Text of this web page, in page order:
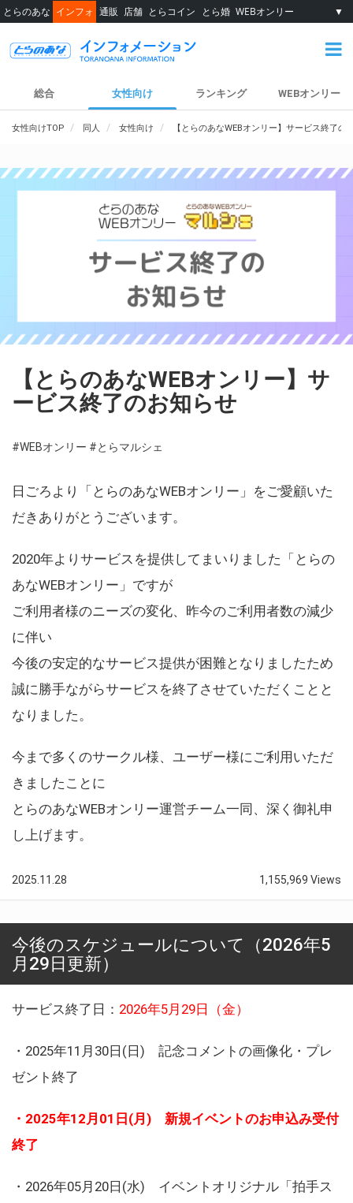
とらのあな インフォ 通販 店舗 とらコイン とら婚 WEBオンリー ▼
総合 女性向け ランキング WEBオンリー
女性向けTOP 同人 女性向け 【とらのあなWEBオンリー】サービス終了の
【とらのあなWEBオンリー】サ
ービス終了のお知らせ
#WEBオンリー #とらマルシェ
日ごろより「とらのあなWEBオンリー」をご愛顧いた
だきありがとうございます。
2020年よりサービスを提供してまいりました「とらの
あなWEBオンリー」ですが
ご利用者様のニーズの変化、昨今のご利用者数の減少
に伴い
今後の安定的なサービス提供が困難となりましたため
誠に勝手ながらサービスを終了させていただくことと
なりました。
今まで多くのサークル様、ユーザー様にご利用いただ
きましたことに
とらのあなWEBオンリー運営チーム一同、深く御礼申
し上げます。
2025.11.28 1,155,969 Views
今後のスケジュールについて（2026年5
月29日更新）
サービス終了日： 2026年5月29日（金）
・2025年11月30日(日) 記念コメントの画像化・プレ
ゼント終了
・2025年12月01日(月) 新規イベントのお申込み受付
終了
・2026年05月20日(水) イベントオリジナル「拍手ス